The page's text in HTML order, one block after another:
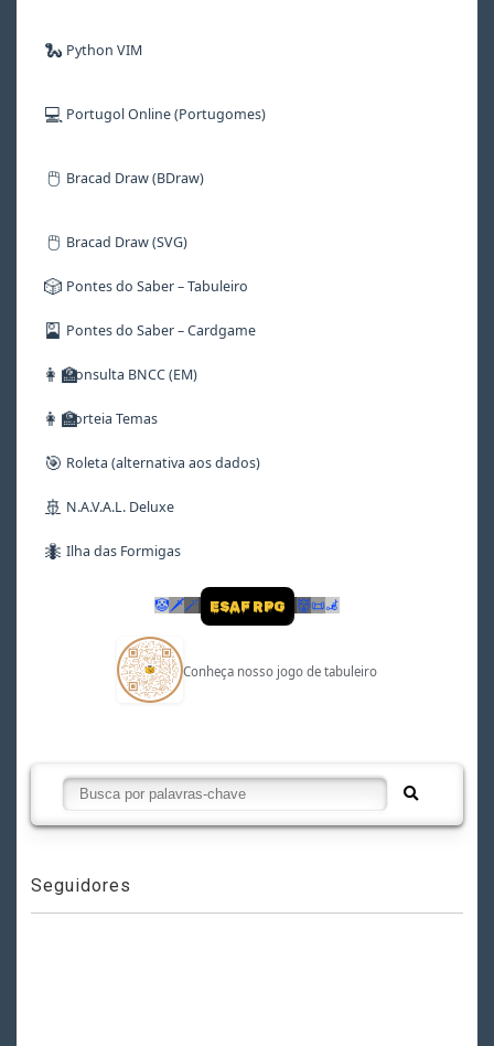
🐍 Python VIM
💻 Portugol Online (Portugomes)
🖱️ Bracad Draw (BDraw)
🖱️ Bracad Draw (SVG)
🎲 Pontes do Saber – Tabuleiro
🎴 Pontes do Saber – Cardgame
👩‍🏫Consulta BNCC (EM)
👩‍🏫Sorteia Temas
🎯 Roleta (alternativa aos dados)
🚢 N.A.V.A.L. Deluxe
🐜 Ilha das Formigas
🤡 🗡🪄 ESAF RPG 👹📜🦼
Conheça nosso jogo de tabuleiro
Seguidores